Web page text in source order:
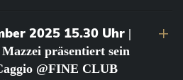
2025 15.30 Uhr |
präsentiert sein
@FINE CLUB